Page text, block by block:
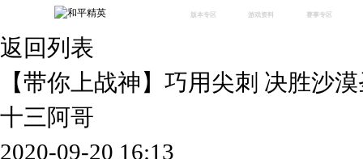
版本专区 游戏资料 赛事专区
体验服 视频中心 授权赛
返回列表
【带你上战神】巧用尖刺 决胜沙
十三阿哥
2020-09-20 16:13